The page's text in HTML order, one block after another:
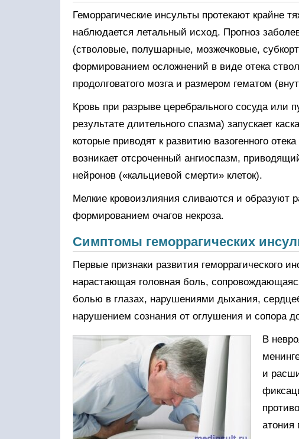
Геморрагические инсульты протекают крайне
наблюдается летальный исход. Прогноз
(стволовые, полушарные, мозжечковые,
формированием осложнений в виде отека
продолговатого мозга и размером гематом
Кровь при разрыве церебрального сосуда или
результате длительного спазма) запускает
которые приводят к развитию вазогенного
возникает отсроченный ангиоспазм,
нейронов («кальциевой смерти» клеток).
Мелкие кровоизлияния сливаются и образуют
формированием очагов некроза.
Симптомы геморрагических
Первые признаки развития геморрагического
нарастающая головная боль,
болью в глазах, нарушениями дыхания,
нарушением сознания от оглушения и сопора
В
и
атония